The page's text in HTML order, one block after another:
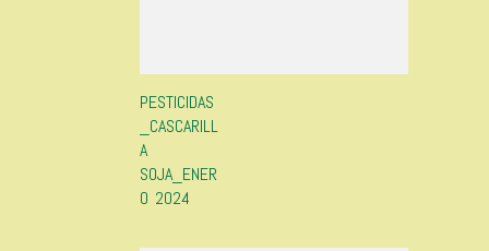
PESTICIDAS
_CASCARILL
A
SOJA_ENER
O 2024